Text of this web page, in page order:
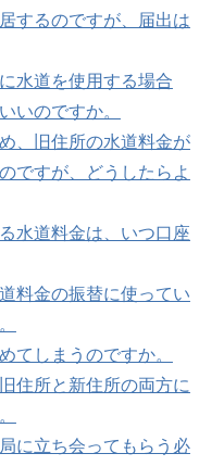
するのですが、届出は
水道を使用する場合
いのですか。
、旧住所の水道料金が
ですが、どうしたらよ
水道料金は、いつ口座
料金の振替に使ってい
てしまうのですか。
住所と新住所の両方に
に立ち会ってもらう必